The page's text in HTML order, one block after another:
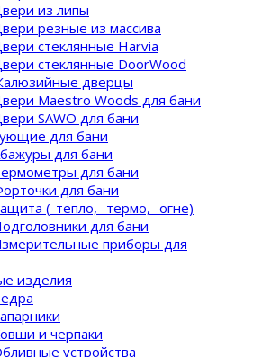
из липы
резные из массива
стеклянные Harvia
стеклянные DoorWood
дверцы
Maestro Woods для бани
SAWO для бани
для бани
для бани
для бани
для бани
(-тепло, -термо, -огне)
для бани
приборы для
изделия
и черпаки
устройства